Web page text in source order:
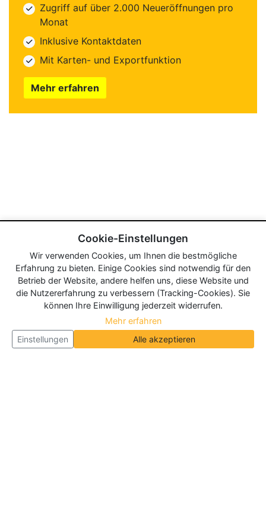
Zugriff auf über 2.000 Neueröffnungen pro
Monat
Inklusive Kontaktdaten
Mit Karten- und Exportfunktion
Mehr erfahren
Cookie-Einstellungen
Wir verwenden Cookies, um Ihnen die bestmögliche
Erfahrung zu bieten. Einige Cookies sind notwendig für den
Betrieb der Website, andere helfen uns, diese Website und
die Nutzererfahrung zu verbessern (Tracking-Cookies). Sie
können Ihre Einwilligung jederzeit widerrufen.
Mehr erfahren
Einstellungen
Alle akzeptieren